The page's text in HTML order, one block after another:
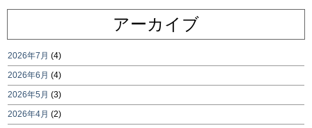
アーカイブ
2026年7月 (4)
2026年6月 (4)
2026年5月 (3)
2026年4月 (2)